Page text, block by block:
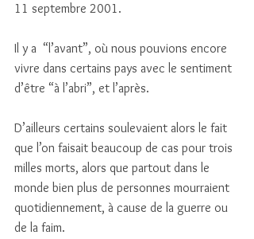
11 septembre 2001.
Il y a  “l’avant”, où nous pouvions encore
vivre dans certains pays avec le sentiment
d’être “à l’abri”, et l’après.
D’ailleurs certains soulevaient alors le fait
que l’on faisait beaucoup de cas pour trois
milles morts, alors que partout dans le
monde bien plus de personnes mourraient
quotidiennement, à cause de la guerre ou
de la faim.